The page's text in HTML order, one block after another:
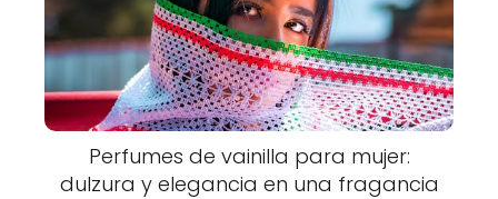
Perfumes de vainilla para mujer:
dulzura y elegancia en una fragancia